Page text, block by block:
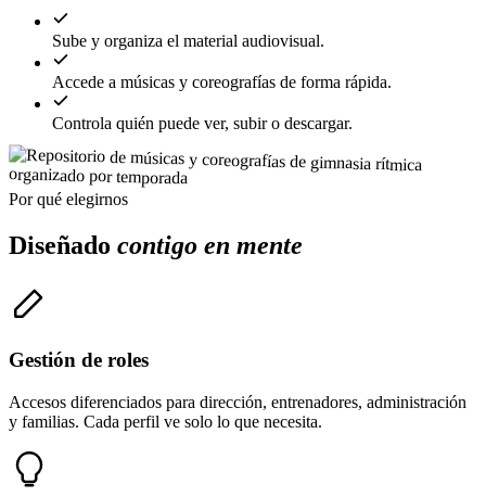
Sube y organiza el material audiovisual.
Accede a músicas y coreografías de forma rápida.
Controla quién puede ver, subir o descargar.
Por qué elegirnos
Diseñado contigo en mente
Gestión de roles
Accesos diferenciados para dirección, entrenadores, administración
y familias. Cada perfil ve solo lo que necesita.